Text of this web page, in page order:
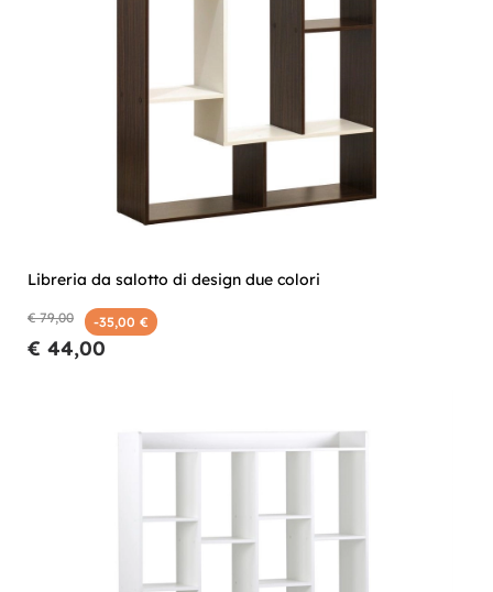
Libreria da salotto di design due colori
€ 79,00 -35,00 €
€ 44,00